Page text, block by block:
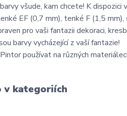
všude, kam chcete! K
EF (0,7 mm), tenké F (1,5
pro vaši fantazii dekoraci,
barvy vycházející z vaší fantazie!
používat na různých
v kategoriích